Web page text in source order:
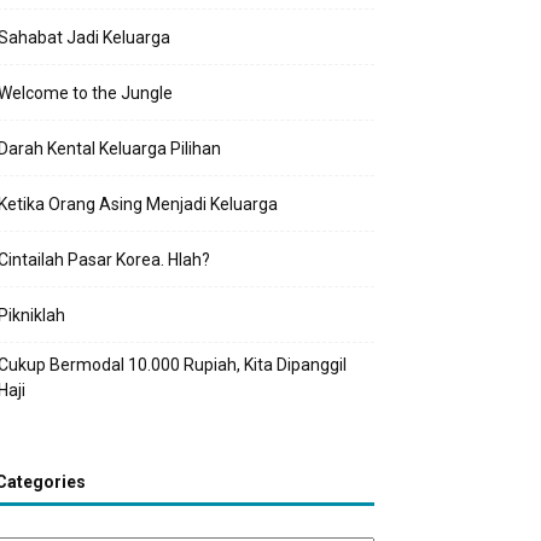
Jadi Keluarga
to the Jungle
Darah Kental Keluarga Pilihan
Ketika Orang Asing Menjadi Keluarga
Pasar Korea. Hlah?
Pikniklah
Bermodal 10.000 Rupiah, Kita Dipanggil
Haji